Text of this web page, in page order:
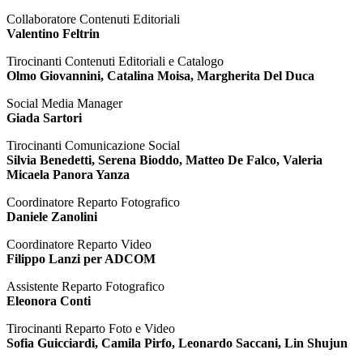
Collaboratore Contenuti Editoriali
Valentino Feltrin
Tirocinanti Contenuti Editoriali e Catalogo
Olmo Giovannini, Catalina Moisa, Margherita Del Duca
Social Media Manager
Giada Sartori
Tirocinanti Comunicazione Social
Silvia Benedetti, Serena Bioddo, Matteo De Falco, Valeria
Micaela Panora Yanza
Coordinatore Reparto Fotografico
Daniele Zanolini
Coordinatore Reparto Video
Filippo Lanzi per ADCOM
Assistente Reparto Fotografico
Eleonora Conti
Tirocinanti Reparto Foto e Video
Sofia Guicciardi, Camila Pirfo, Leonardo Saccani, Lin Shujun